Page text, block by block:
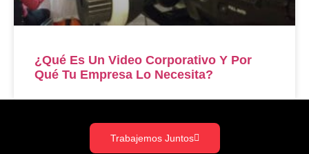
¿Qué Es Un Video Corporativo Y Por
Qué Tu Empresa Lo Necesita?
Trabajemos Juntos